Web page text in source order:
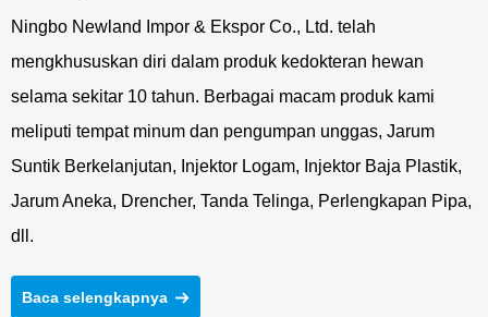
Ningbo Newland Impor & Ekspor Co., Ltd. telah
mengkhususkan diri dalam produk kedokteran hewan
selama sekitar 10 tahun. Berbagai macam produk kami
meliputi tempat minum dan pengumpan unggas, Jarum
Suntik Berkelanjutan, Injektor Logam, Injektor Baja Plastik,
Jarum Aneka, Drencher, Tanda Telinga, Perlengkapan Pipa,
dll.
Baca selengkapnya